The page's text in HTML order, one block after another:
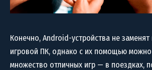
Конечно, Android-устройства не
игровой ПК, однако с их помощью
множество отличных игр — в поездках,